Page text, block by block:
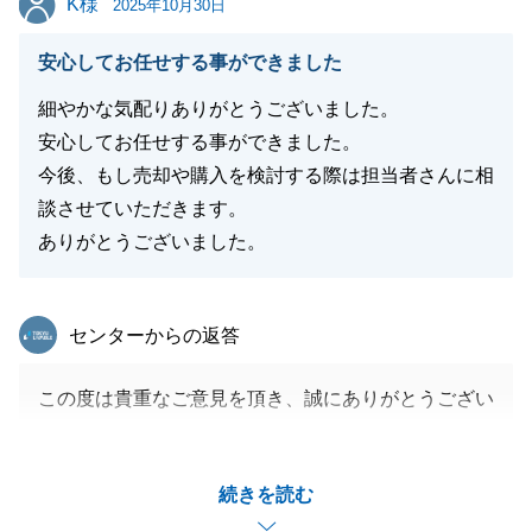
K様 2025年10月30日
安心してお任せする事ができました
細やかな気配りありがとうございました。
安心してお任せする事ができました。
今後、もし売却や購入を検討する際は担当者さんに相
談させていただきます。
ありがとうございました。
続きを読む
東急リバブル
センターからの返答
この度は貴重なご意見を頂き、誠にありがとうござい
日々精進して参ります。